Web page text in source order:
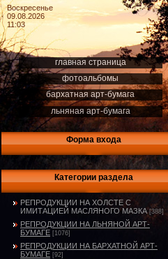
Воскресенье
09.08.2026
11:03
главная страница
фотоальбомы
бархатная арт-бумага
льняная арт-бумага
Форма входа
Категории раздела
РЕПРОДУКЦИИ НА ХОЛСТЕ С
ИМИТАЦИЕЙ МАСЛЯНОГО МАЗКА [388]
РЕПРОДУКЦИИ НА ЛЬНЯНОЙ АРТ-
БУМАГЕ [1076]
РЕПРОДУКЦИИ НА БАРХАТНОЙ АРТ-
БУМАГЕ [92]